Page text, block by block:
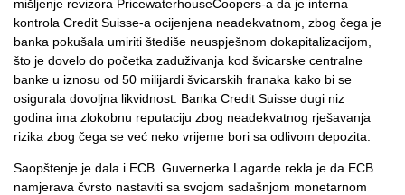
mišljenje revizora PricewaterhouseCoopers-a da je interna
kontrola Credit Suisse-a ocijenjena neadekvatnom, zbog čega je
banka pokušala umiriti štediše neuspješnom dokapitalizacijom,
što je dovelo do početka zaduživanja kod švicarske centralne
banke u iznosu od 50 milijardi švicarskih franaka kako bi se
osigurala dovoljna likvidnost. Banka Credit Suisse dugi niz
godina ima zlokobnu reputaciju zbog neadekvatnog rješavanja
rizika zbog čega se već neko vrijeme bori sa odlivom depozita.
Saopštenje je dala i ECB. Guvernerka Lagarde rekla je da ECB
namjerava čvrsto nastaviti sa svojom sadašnjom monetarnom